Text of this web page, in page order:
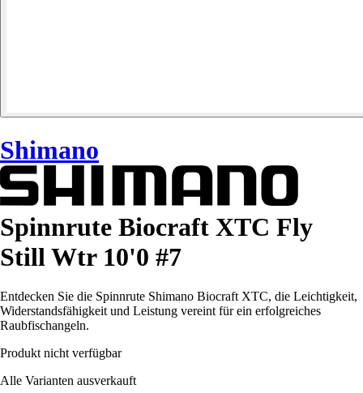
Shimano
Spinnrute Biocraft XTC Fly
Still Wtr 10'0 #7
Entdecken Sie die Spinnrute Shimano Biocraft XTC, die Leichtigkeit,
Widerstandsfähigkeit und Leistung vereint für ein erfolgreiches
Raubfischangeln.
Produkt nicht verfügbar
Alle Varianten ausverkauft